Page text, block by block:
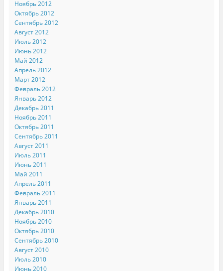
Ноябрь 2012
Октябрь 2012
Сентябрь 2012
Август 2012
Июль 2012
Июнь 2012
Май 2012
Апрель 2012
Март 2012
Февраль 2012
Январь 2012
Декабрь 2011
Ноябрь 2011
Октябрь 2011
Сентябрь 2011
Август 2011
Июль 2011
Июнь 2011
Май 2011
Апрель 2011
Февраль 2011
Январь 2011
Декабрь 2010
Ноябрь 2010
Октябрь 2010
Сентябрь 2010
Август 2010
Июль 2010
Июнь 2010